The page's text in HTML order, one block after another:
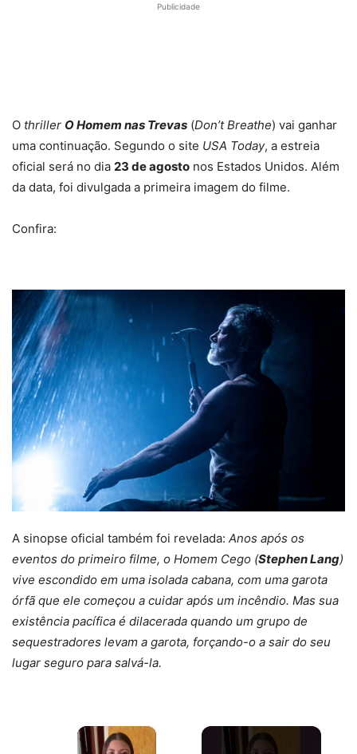
Publicidade
O thriller O Homem nas Trevas (Don’t Breathe) vai ganhar
uma continuação. Segundo o site USA Today, a estreia
oficial será no dia 23 de agosto nos Estados Unidos. Além
da data, foi divulgada a primeira imagem do filme.
Confira:
A sinopse oficial também foi revelada: Anos após os
eventos do primeiro filme, o Homem Cego (Stephen Lang)
vive escondido em uma isolada cabana, com uma garota
órfã que ele começou a cuidar após um incêndio. Mas sua
existência pacífica é dilacerada quando um grupo de
sequestradores levam a garota, forçando-o a sair do seu
lugar seguro para salvá-la.
×